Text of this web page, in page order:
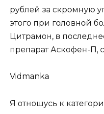
рублей за скромную
этого при головной
Цитрамон, в
препарат Аскофен-П,
Vidmanka
Я отношусь к